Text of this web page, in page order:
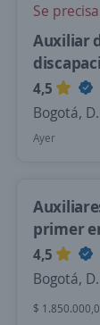
Se
Auxiliar
4,5
Bogotá,
Ayer
primer
4,5
Bogotá,
$